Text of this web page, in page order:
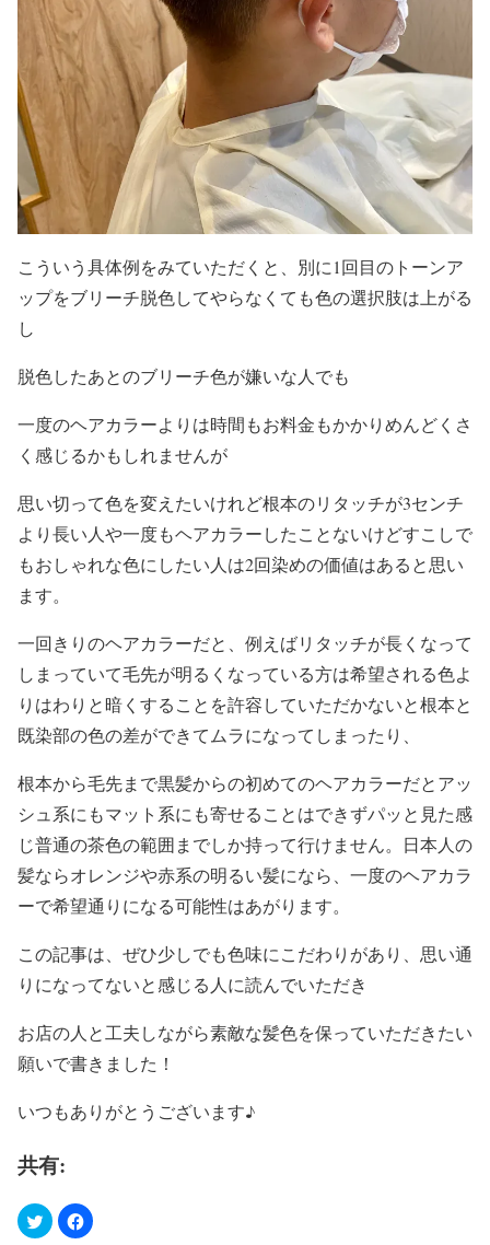
こういう具体例をみていただくと、別に1回目のトーンア
ップをブリーチ脱色してやらなくても色の選択肢は上がる
し
脱色したあとのブリーチ色が嫌いな人でも
一度のヘアカラーよりは時間もお料金もかかりめんどくさ
く感じるかもしれませんが
思い切って色を変えたいけれど根本のリタッチが3センチ
より長い人や一度もヘアカラーしたことないけどすこしで
もおしゃれな色にしたい人は2回染めの価値はあると思い
ます。
一回きりのヘアカラーだと、例えばリタッチが長くなって
しまっていて毛先が明るくなっている方は希望される色よ
りはわりと暗くすることを許容していただかないと根本と
既染部の色の差ができてムラになってしまったり、
根本から毛先まで黒髪からの初めてのヘアカラーだとアッ
シュ系にもマット系にも寄せることはできずパッと見た感
じ普通の茶色の範囲までしか持って行けません。日本人の
髪ならオレンジや赤系の明るい髪になら、一度のヘアカラ
ーで希望通りになる可能性はあがります。
この記事は、ぜひ少しでも色味にこだわりがあり、思い通
りになってないと感じる人に読んでいただき
お店の人と工夫しながら素敵な髪色を保っていただきたい
願いで書きました！
いつもありがとうございます♪
共有: